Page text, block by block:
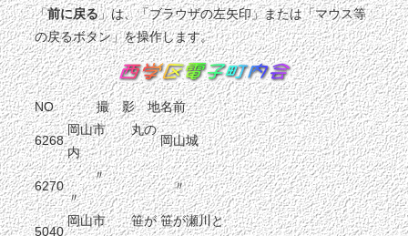
「前に戻る」は、「ブラウザの左矢印」または「マウス等
の戻るボタン」を操作します。
NO 撮 影 地名前
6268
岡山市 丸の
内
岡山城
6270
〃
〃
〃
5040
岡山市 笹が 笹が瀬川と